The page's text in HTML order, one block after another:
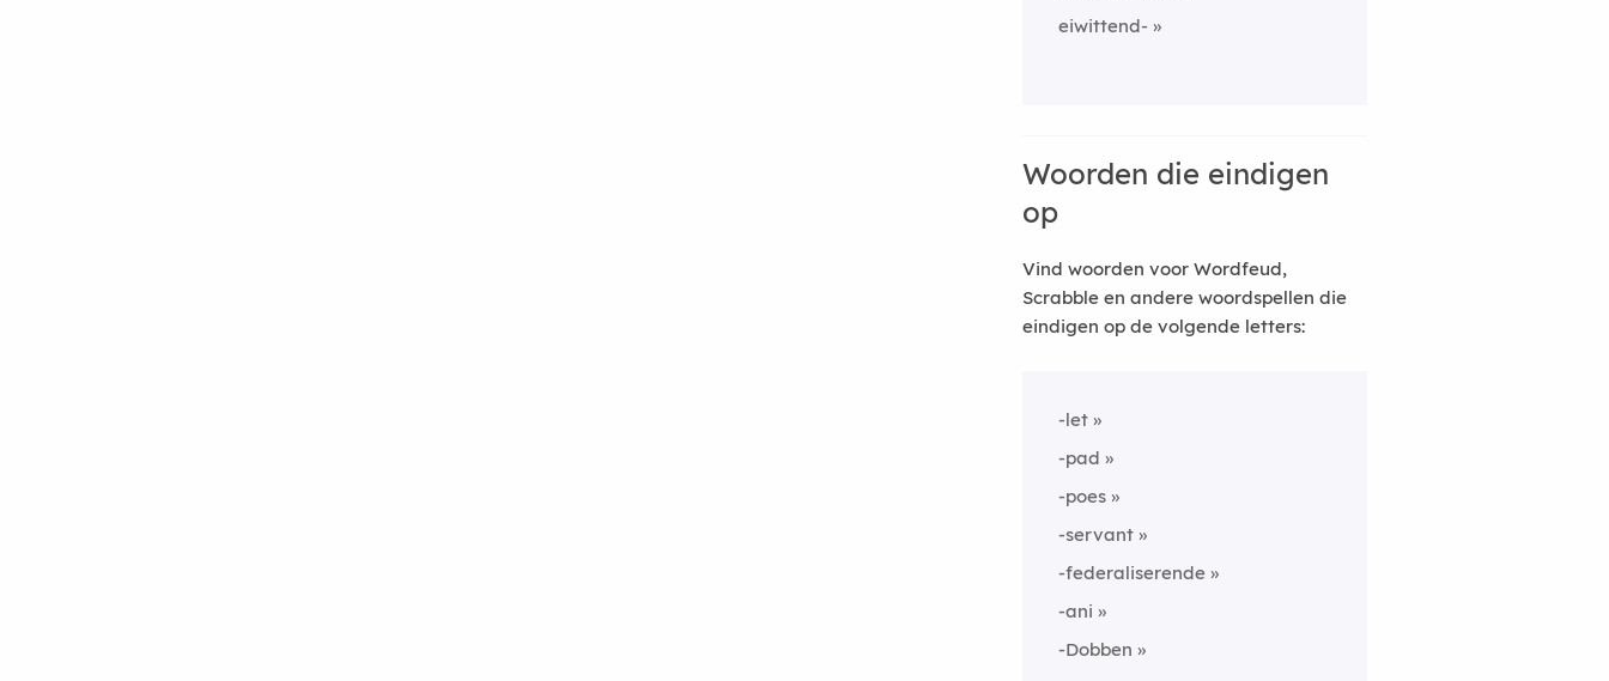
eiwittend-
Woorden die eindigen
op
Vind woorden voor Wordfeud,
Scrabble en andere woordspellen die
eindigen op de volgende letters:
-let
-pad
-poes
-servant
-federaliserende
-ani
-Dobben